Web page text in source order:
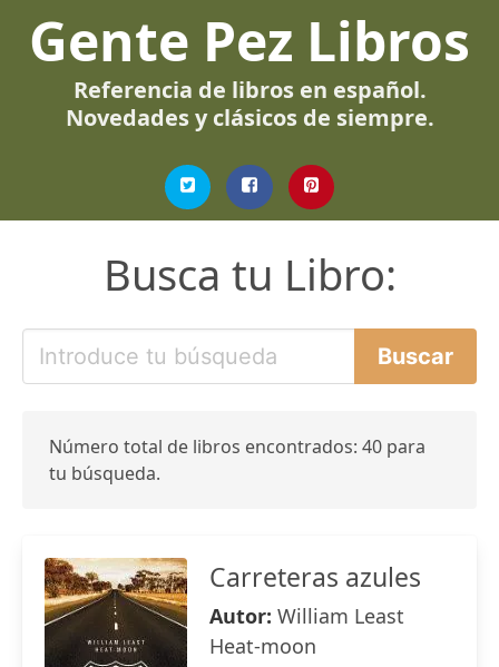
Gente Pez Libros
Referencia de libros en español.
Novedades y clásicos de siempre.
Busca tu Libro:
Número total de libros encontrados: 40 para
tu búsqueda.
Carreteras azules
Autor: William Least
Heat-moon